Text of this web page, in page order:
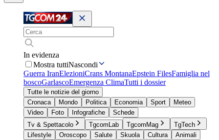
In evidenza
Mostra tuttiNascondi
Guerra IranElezioniCrans MontanaEpstein FilesFamiglia nel
boscoGarlascoEmergenza ClimaTutti i dossier
Tutte le notizie del giorno
Cronaca
Mondo Politica Economia Sport
Meteo
Video
Foto Infografiche
Schede
Tv & Spettacolo
TgcomLab TgcomMag
TgTech
Lifestyle
Oroscopo Salute Skuola Cultura
Animali